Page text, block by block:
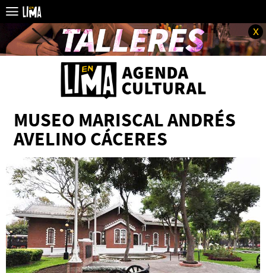
x
MUSEO MARISCAL ANDRÉS
AVELINO CÁCERES